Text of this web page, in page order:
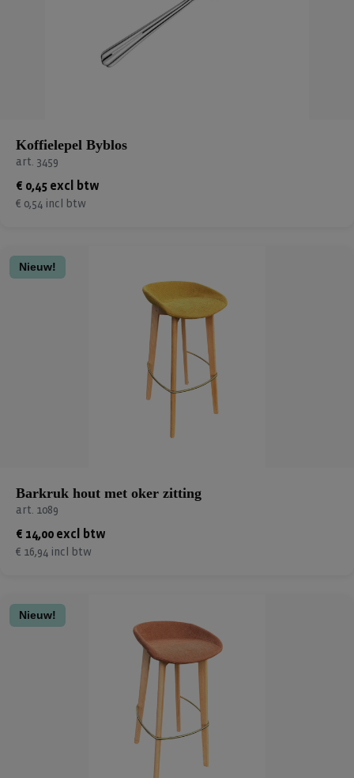
Koffielepel Byblos
art. 3459
€ 0,45 excl btw
€ 0,54 incl btw
Nieuw!
Barkruk hout met oker zitting
art. 1089
€ 14,00 excl btw
€ 16,94 incl btw
Nieuw!